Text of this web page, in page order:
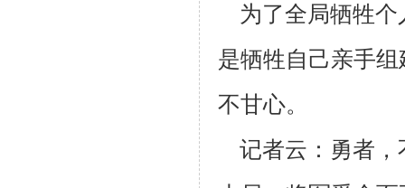
为了全局牺牲个
是牺牲自己亲手
不甘心。
记者云：勇者，